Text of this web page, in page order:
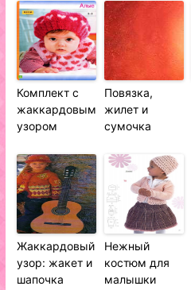
Комплект с
жаккардовым
узором
Повязка,
жилет и
сумочка
Жаккардовый
узор: жакет и
шапочка
Нежный
костюм для
малышки